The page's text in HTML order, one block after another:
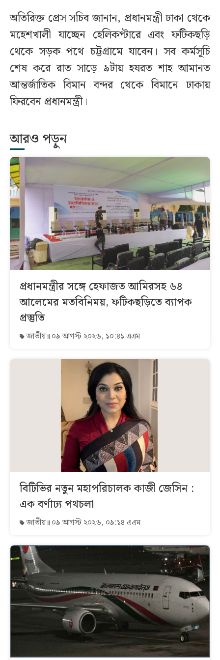
অতিরিক্ত প্রেস সচিব জানান, প্রধানমন্ত্রী ঢাকা থেকে
মহেশখালী যাচ্ছেন হেলিকপ্টারে এবং ফটিকছড়ি
থেকে সড়ক পথে চট্টগ্রামে যাবেন। সব কর্মসূচি
শেষ করে রাত সাড়ে ৯টায় হযরত শাহ আমানত
আন্তর্জাতিক বিমান বন্দর থেকে বিমানে ঢাকায়
ফিরবেন প্রধানমন্ত্রী।
আরও পড়ুন
প্রধানমন্ত্রীর সঙ্গে হেফাজত আমিরসহ ৬৪
আলেমের মতবিনিময়, ফটিকছড়িতে ব্যাপক
প্রস্তুতি
জাতীয় ০৯ আগস্ট ২০২৬, ১০:৪১ এএম
বিটিভির নতুন মহাপরিচালক কাজী জেসিন :
এক বর্ণাঢ্য পথচলা
জাতীয় ০৯ আগস্ট ২০২৬, ০৯:১৪ এএম